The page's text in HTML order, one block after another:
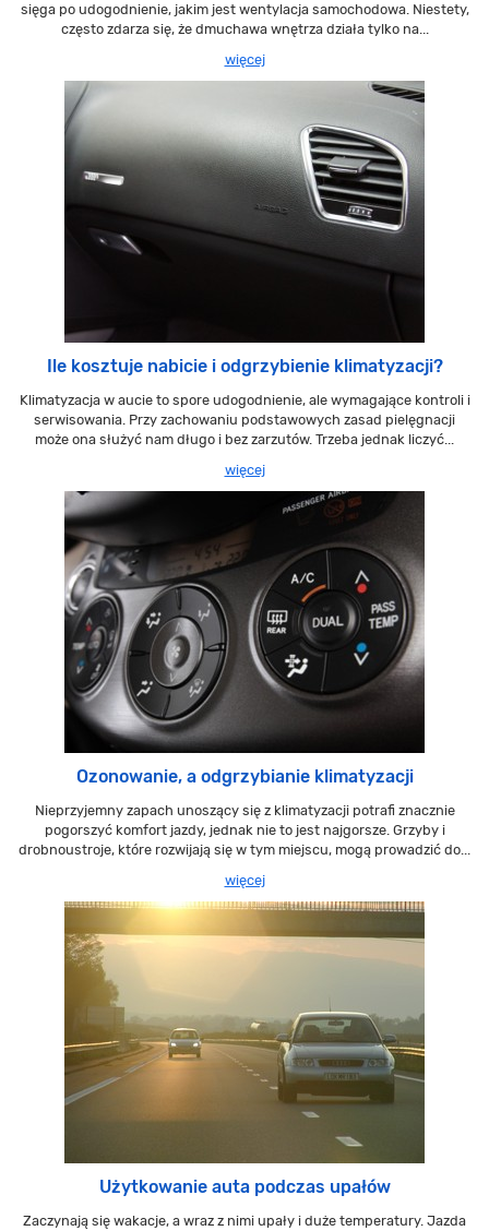
sięga po udogodnienie, jakim jest wentylacja samochodowa. Niestety,
często zdarza się, że dmuchawa wnętrza działa tylko na...
więcej
Ile kosztuje nabicie i odgrzybienie klimatyzacji?
Klimatyzacja w aucie to spore udogodnienie, ale wymagające kontroli i
serwisowania. Przy zachowaniu podstawowych zasad pielęgnacji
może ona służyć nam długo i bez zarzutów. Trzeba jednak liczyć...
więcej
Ozonowanie, a odgrzybianie klimatyzacji
Nieprzyjemny zapach unoszący się z klimatyzacji potrafi znacznie
pogorszyć komfort jazdy, jednak nie to jest najgorsze. Grzyby i
drobnoustroje, które rozwijają się w tym miejscu, mogą prowadzić do...
więcej
Użytkowanie auta podczas upałów
Zaczynają się wakacje, a wraz z nimi upały i duże temperatury. Jazda